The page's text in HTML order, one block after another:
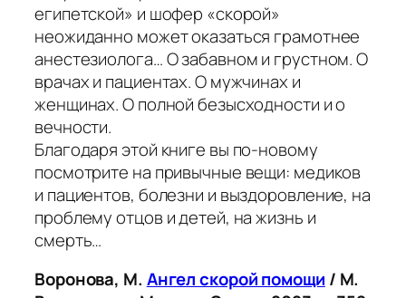
египетской» и шофер «скорой»
неожиданно может оказаться грамотнее
анестезиолога… О забавном и грустном. О
врачах и пациентах. О мужчинах и
женщинах. О полной безысходности и о
вечности.
Благодаря этой книге вы по-новому
посмотрите на привычные вещи: медиков
и пациентов, болезни и выздоровление, на
проблему отцов и детей, на жизнь и
смерть…
Воронова, М. Ангел скорой помощи / М.